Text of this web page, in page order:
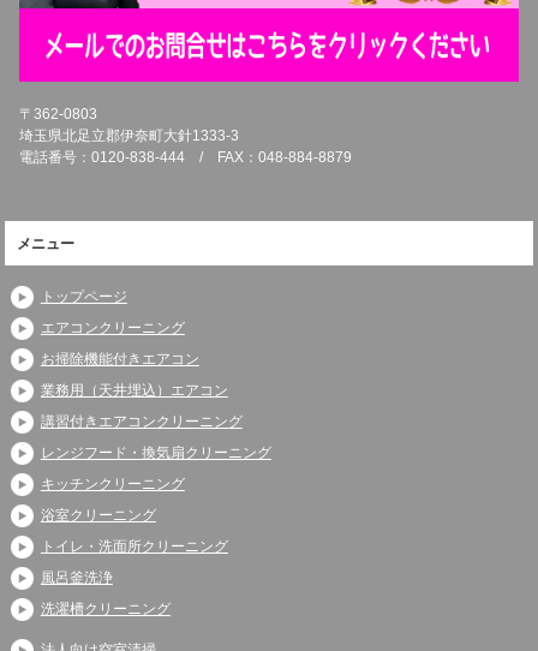
〒362-0803
埼玉県北足立郡伊奈町大針1333-3
電話番号：0120-838-444 / FAX：048-884-8879
メニュー
トップページ
エアコンクリーニング
お掃除機能付きエアコン
業務用（天井埋込）エアコン
講習付きエアコンクリーニング
レンジフード・換気扇クリーニング
キッチンクリーニング
浴室クリーニング
トイレ・洗面所クリーニング
風呂釜洗浄
洗濯槽クリーニング